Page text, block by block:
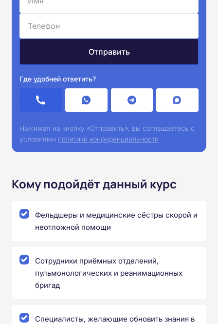
Где удобней ответить?
Нажимая на кнопку «Отправить», вы соглашаетесь с
условиями политики конфиденциальности
Кому подойдёт данный курс
Фельдшеры и медицинские сёстры скорой и
неотложной помощи
Сотрудники приёмных отделений,
пульмонологических и реанимационных
бригад
Специалисты, желающие обновить знания в